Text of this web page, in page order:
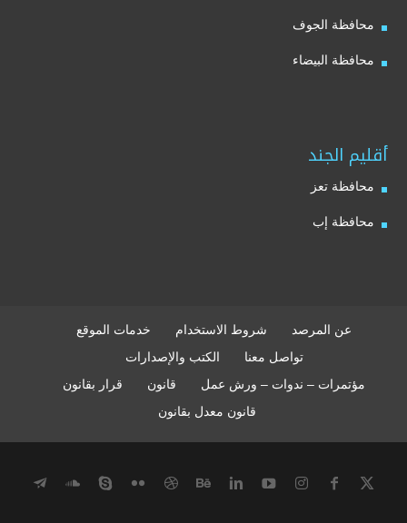
محافظة الجوف
محافظة البيضاء
أقليم الجند
محافظة تعز
محافظة إب
عن المرصد شروط الاستخدام
خدمات الموقع
تواصل معنا
الكتب والإصدارات
مؤتمرات – ندوات – ورش عمل
قانون
قرار بقانون
قانون معدل بقانون